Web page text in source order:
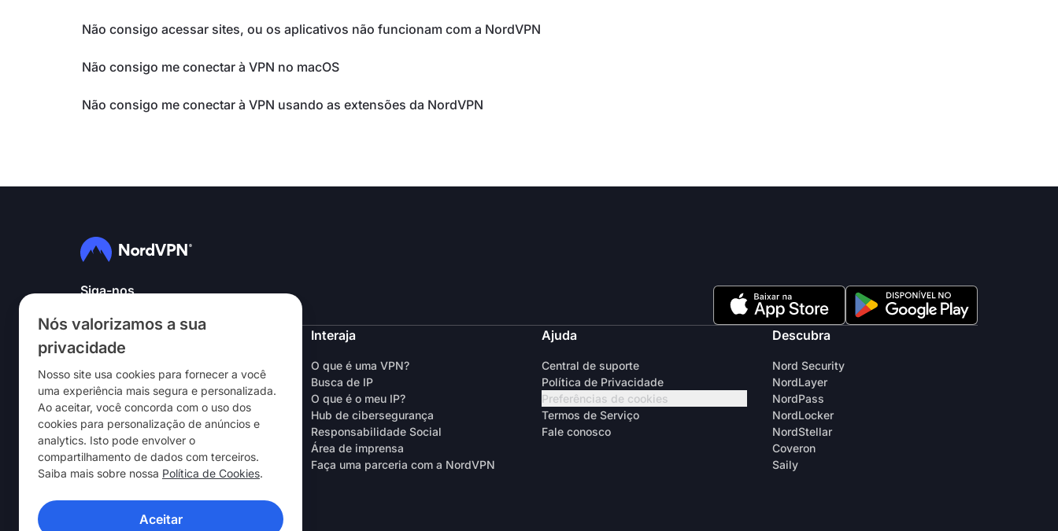
Nós valorizamos a sua
privacidade
Nosso site usa cookies para fornecer a você
uma experiência mais segura e personalizada.
Ao aceitar, você concorda com o uso dos
cookies para personalização de anúncios e
analytics. Isto pode envolver o
compartilhamento de dados com terceiros.
Saiba mais sobre nossa Política de Cookies.
Aceitar
Não consigo acessar sites, ou os aplicativos não funcionam com a NordVPN
Não consigo me conectar à VPN no macOS
Não consigo me conectar à VPN usando as extensões da NordVPN
Siga-nos
NordVPN
Trabalhe conosco
Teste grátis da VPN
Roteadores da VPN
Avaliações
Desconto para estudantes e
colaboradores
Onde comprar
Indique um amigo
Interaja
O que é uma VPN?
Busca de IP
O que é o meu IP?
Hub de cibersegurança
Responsabilidade Social
Área de imprensa
Faça uma parceria com a NordVPN
Ajuda
Central de suporte
Política de Privacidade
Preferências de cookies
Termos de Serviço
Fale conosco
Descubra
Nord Security
NordLayer
NordPass
NordLocker
NordStellar
Coveron
Saily
APLICATIVOS DE VPN